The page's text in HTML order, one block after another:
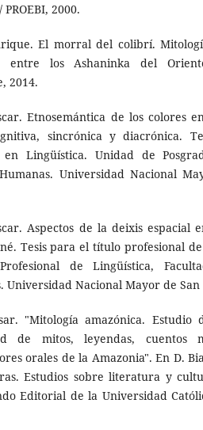
PROEBI, 2000.
El morral del colibrí.
entre los Ashaninka del
2014.
Etnosemántica de los colores
sincrónica y diacrónica.
en Lingüística. Unidad de
Universidad Nacional
Aspectos de la deixis espacial
Tesis para el título profesional
de Lingüística,
Universidad Nacional Mayor de San
"Mitología amazónica. Estudio
de mitos, leyendas, cuentos
orales de la Amazonia". En D.
Estudios sobre literatura y
Editorial de la Universidad